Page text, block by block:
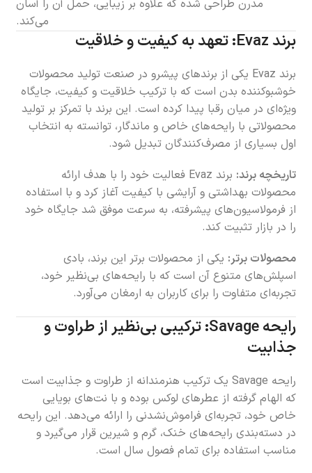
مدرن طراحی شده که علاوه بر زیبایی، حمل آن را آسان
می‌کند.
برند Evaz: تعهد به کیفیت و خلاقیت
برند Evaz یکی از برندهای پیشرو در صنعت تولید محصولات
خوشبوکننده بدن است که با ترکیب خلاقیت و کیفیت، جایگاه
ویژه‌ای در میان رقبا پیدا کرده است. این برند با تمرکز بر تولید
محصولاتی با رایحه‌های خاص و ماندگار، توانسته به انتخاب
اول بسیاری از مصرف‌کنندگان تبدیل شود.
تاریخچه برند:
برند Evaz فعالیت خود را با هدف ارائه
محصولات بهداشتی و آرایشی با کیفیت آغاز کرد و با استفاده
از فرمولاسیون‌های پیشرفته، به سرعت موفق شد جایگاه خود
را در بازار تثبیت کند.
محصولات برتر: یکی از محصولات برتر این برند، بادی
اسپلش‌های متنوع آن است که با رایحه‌های بی‌نظیر خود،
تجربه‌ای متفاوت را برای کاربران به ارمغان می‌آورد.
رایحه Savage: ترکیبی بی‌نظیر از طراوت و
جذابیت
رایحه Savage یک ترکیب هنرمندانه از طراوت و جذابیت است
که الهام گرفته از عطرهای لوکس بوده و با نت‌های بویایی
خاص خود، تجربه‌ای فراموش‌نشدنی را ارائه می‌دهد. این رایحه
در دسته‌بندی رایحه‌های خنک، گرم و شیرین قرار می‌گیرد و
مناسب استفاده برای تمام فصول سال است.